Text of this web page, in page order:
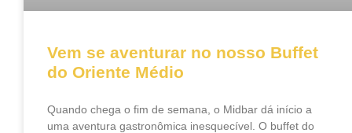
Vem se aventurar no nosso Buffet
do Oriente Médio
Quando chega o fim de semana, o Midbar dá início a
uma aventura gastronômica inesquecível. O buffet do